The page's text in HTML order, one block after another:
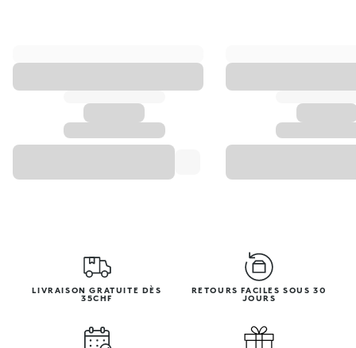
LIVRAISON GRATUITE DÈS
35CHF
RETOURS FACILES SOUS 30
JOURS